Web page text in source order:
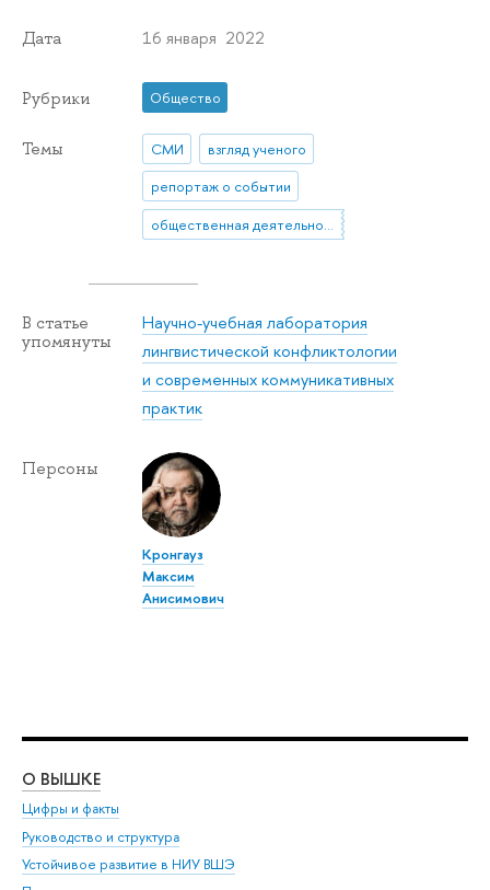
Дата 16 января 2022
Рубрики Общество
Темы СМИ
взгляд ученого
репортаж о событии
общественная деятельность
В статье
упомянуты
Научно-учебная лаборатория
лингвистической конфликтологии
и современных коммуникативных
практик
Персоны
Кронгауз
Максим
Анисимович
О ВЫШКЕ
Цифры и факты
Руководство и структура
Устойчивое развитие в НИУ ВШЭ